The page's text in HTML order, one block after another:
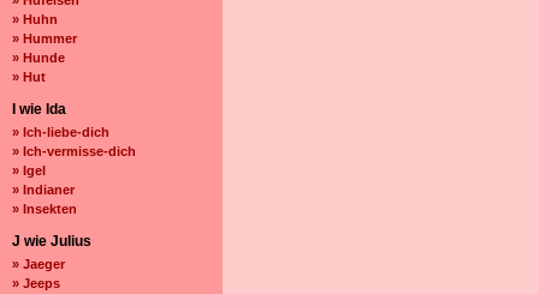
» Huhn
» Hummer
» Hunde
» Hut
I wie Ida
» Ich-liebe-dich
» Ich-vermisse-dich
» Igel
» Indianer
» Insekten
J wie Julius
» Jaeger
» Jeeps